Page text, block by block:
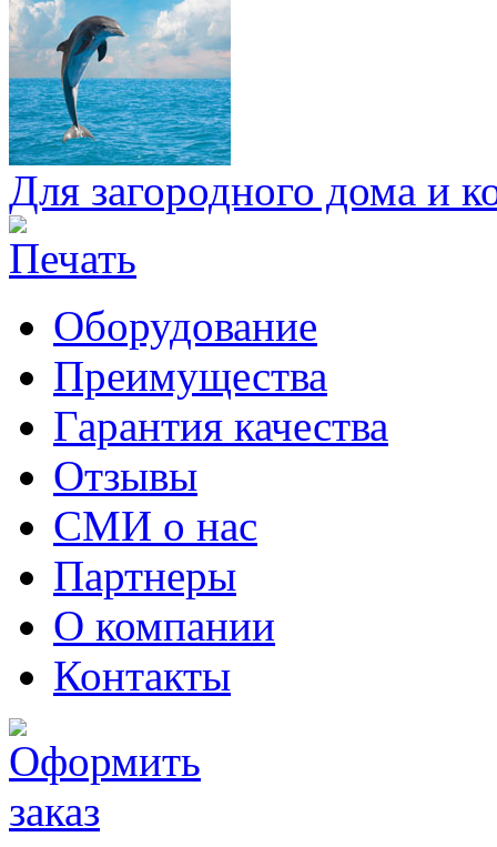
Для загородного дома и
Оборудование
Преимущества
Гарантия качества
Отзывы
СМИ о нас
Партнеры
О компании
Контакты